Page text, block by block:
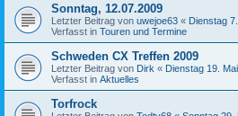
Sonntag, 12.07.2009
Letzter Beitrag von uwejoe63 « Dienstag
Verfasst in Touren und Termine
Schweden CX Treffen 2009
Letzter Beitrag von Dirk « Dienstag 19.
Verfasst in Aktuelles
Torfrock